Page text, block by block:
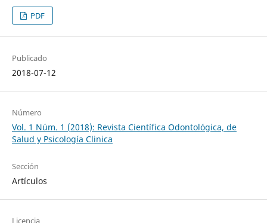
PDF
Publicado
2018-07-12
Número
Vol. 1 Núm. 1 (2018): Revista Científica Odontológica, de
Salud y Psicología Clinica
Sección
Artículos